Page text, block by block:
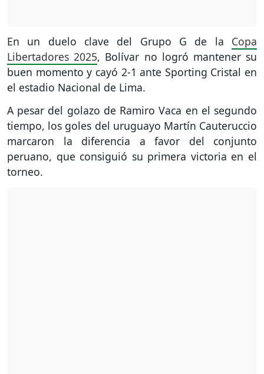
En un duelo clave del Grupo G de la Copa
Libertadores 2025, Bolívar no logró mantener su
buen momento y cayó 2-1 ante Sporting Cristal en
el estadio Nacional de Lima.
A pesar del golazo de Ramiro Vaca en el segundo
tiempo, los goles del uruguayo Martín Cauteruccio
marcaron la diferencia a favor del conjunto
peruano, que consiguió su primera victoria en el
torneo.